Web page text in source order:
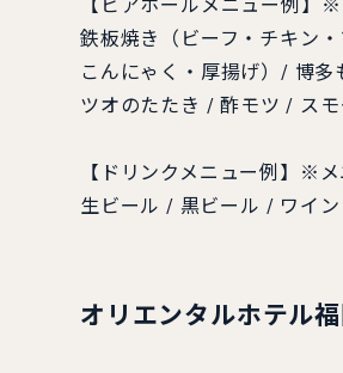
【ビアホールメニュー例】
鉄板焼き（ビーフ・チキン
こんにゃく・厚揚げ）/ 博
ツオのたたき / 酢モツ / ス
【ドリンクメニュー例】※
生ビール / 黒ビール / ワイ
オリエンタルホテル